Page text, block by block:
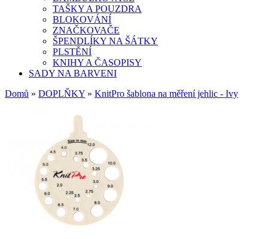
TAŠKY A POUZDRA
BLOKOVÁNÍ
ZNAČKOVAČE
ŠPENDLÍKY NA ŠÁTKY
PLSTĚNÍ
KNIHY A ČASOPISY
SADY NA BARVENI
Domů » DOPLŇKY » KnitPro šablona na měření jehlic - Ivy